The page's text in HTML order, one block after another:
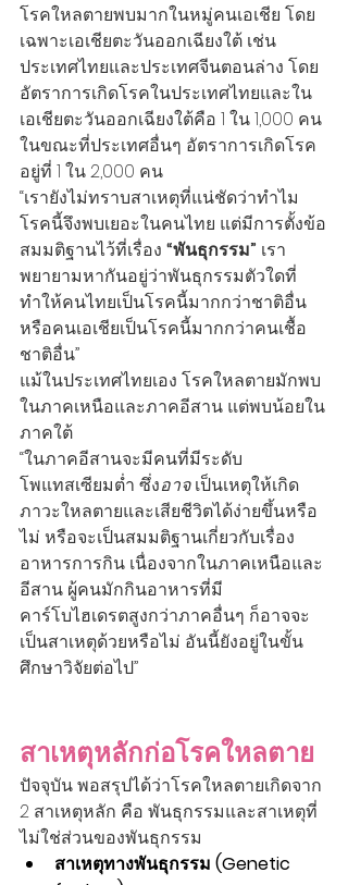
โรคใหลตายพบมากในหมู่คนเอเชีย โดย
เฉพาะเอเชียตะวันออกเฉียงใต้ เช่น
ประเทศไทยและประเทศจีนตอนล่าง โดย
อัตราการเกิดโรคในประเทศไทยและใน
เอเชียตะวันออกเฉียงใต้คือ 1 ใน 1,000 คน
ในขณะที่ประเทศอื่นๆ อัตราการเกิดโรค
อยู่ที่ 1 ใน 2,000 คน
“เรายังไม่ทราบสาเหตุที่แน่ชัดว่าทำไม
โรคนี้จึงพบเยอะในคนไทย แต่มีการตั้งข้อ
สมมติฐานไว้ที่เรื่อง “พันธุกรรม” เรา
พยายามหากันอยู่ว่าพันธุกรรมตัวใดที่
ทำให้คนไทยเป็นโรคนี้มากกว่าชาติอื่น
หรือคนเอเชียเป็นโรคนี้มากกว่าคนเชื้อ
ชาติอื่น”
แม้ในประเทศไทยเอง โรคใหลตายมักพบ
ในภาคเหนือและภาคอีสาน แต่พบน้อยใน
ภาคใต้
“ในภาคอีสานจะมีคนที่มีระดับ
โพแทสเซียมต่ำ ซึ่งอาจ เป็นเหตุให้เกิด
ภาวะใหลตายและเสียชีวิตได้ง่ายขึ้นหรือ
ไม่ หรือจะเป็นสมมติฐานเกี่ยวกับเรื่อง
อาหารการกิน เนื่องจากในภาคเหนือและ
อีสาน ผู้คนมักกินอาหารที่มี
คาร์โบไฮเดรตสูงกว่าภาคอื่นๆ ก็อาจจะ
เป็นสาเหตุด้วยหรือไม่ อันนี้ยังอยู่ในขั้น
ศึกษาวิจัยต่อไป”
สาเหตุหลักก่อโรคใหลตาย
ปัจจุบัน พอสรุปได้ว่าโรคใหลตายเกิดจาก
2 สาเหตุหลัก คือ พันธุกรรมและสาเหตุที่
ไม่ใช่ส่วนของพันธุกรรม
สาเหตุทางพันธุกรรม (Genetic